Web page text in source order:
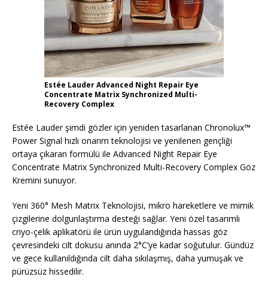
Estée Lauder Advanced Night Repair Eye
Concentrate Matrix Synchronized Multi-
Recovery Complex
Estée Lauder şimdi gözler için yeniden tasarlanan Chronolux™
Power Signal hızlı onarım teknolojisi ve yenilenen gençliği
ortaya çıkaran formülü ile Advanced Night Repair Eye
Concentrate Matrix Synchronized Multi-Recovery Complex Göz
Kremini sunuyor.
Yeni 360° Mesh Matrix Teknolojisi, mikro hareketlere ve mimik
çizgilerine dolgunlaştırma desteği sağlar. Yeni özel tasarımlı
criyo-çelik aplikatörü ile ürün uygulandığında hassas göz
çevresindeki cilt dokusu anında 2°C’ye kadar soğutulur. Gündüz
ve gece kullanıldığında cilt daha sıkılaşmış, daha yumuşak ve
pürüzsüz hissedilir.